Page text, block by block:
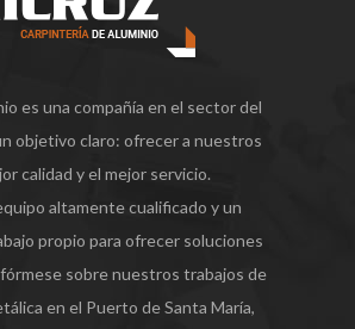
es una compañía en el sector del
objetivo claro: ofrecer a nuestros
calidad y el mejor servicio.
altamente cualificado y un
propio para ofrecer soluciones
sobre nuestros trabajos de
en el Puerto de Santa María,